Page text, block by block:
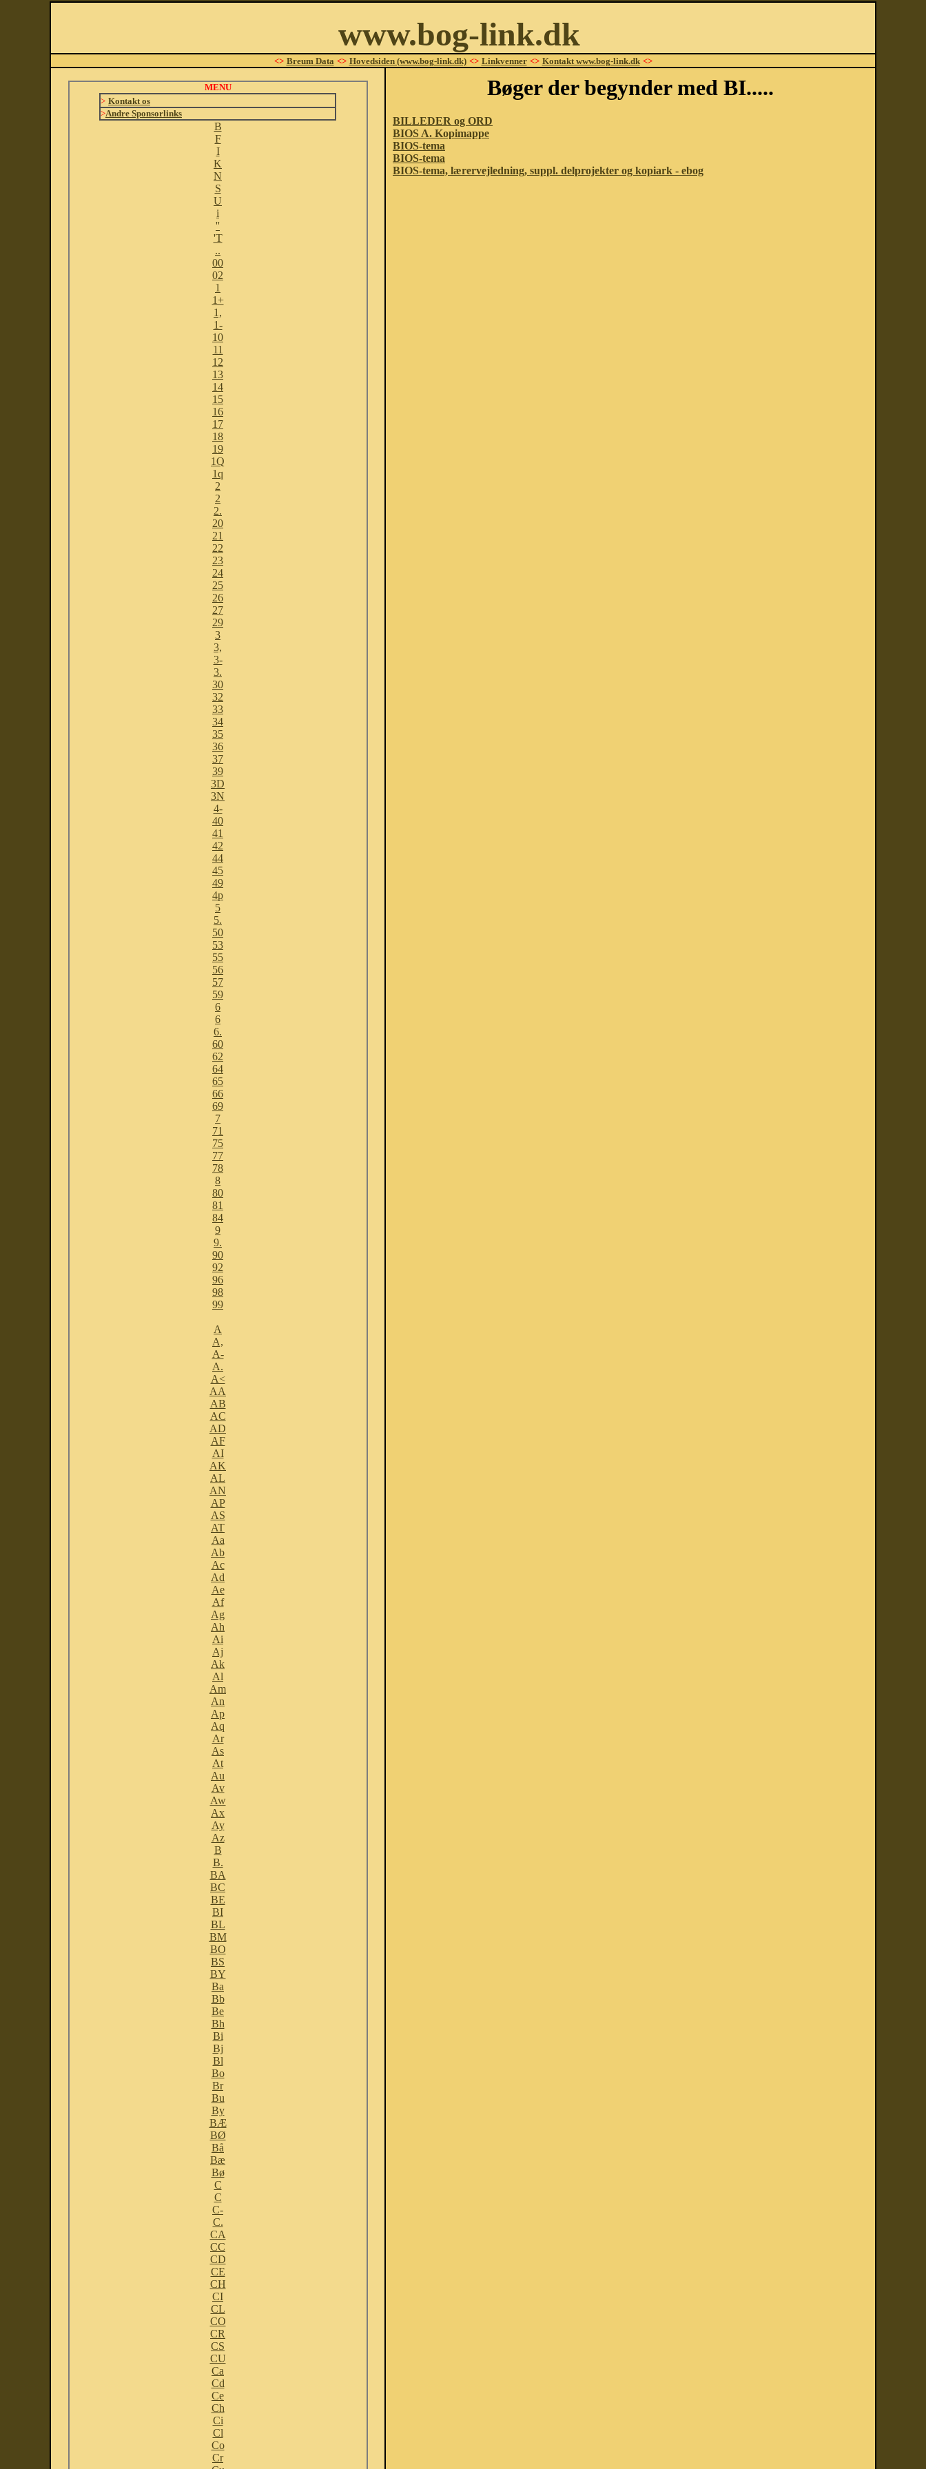
www.bog-link.dk
<> Breum Data <> Hovedsiden (www.bog-link.dk) <> Linkvenner <> Kontakt www.bog-link.dk <>
MENU
> Kontakt os
>Andre Sponsorlinks
B
F
I
K
N
S
U
i
''
'T
..
00
02
1
1+
1,
1-
10
11
12
13
14
15
16
17
18
19
1Q
1q
2
2
2.
20
21
22
23
24
25
26
27
29
3
3,
3-
3.
30
32
33
34
35
36
37
39
3D
3N
4-
40
41
42
44
45
49
4p
5
5.
50
53
55
56
57
59
6
6
6.
60
62
64
65
66
69
7
71
75
77
78
8
80
81
84
9
9.
90
92
96
98
99
A
A,
A-
A.
A<
AA
AB
AC
AD
AF
AI
AK
AL
AN
AP
AS
AT
Aa
Ab
Ac
Ad
Ae
Af
Ag
Ah
Ai
Aj
Ak
Al
Am
An
Ap
Aq
Ar
As
At
Au
Av
Aw
Ax
Ay
Az
B
B.
BA
BC
BE
BI
BL
BM
BO
BS
BY
Ba
Bb
Be
Bh
Bi
Bj
Bl
Bo
Br
Bu
By
BÆ
BØ
Bå
Bæ
Bø
C
C
C-
C.
CA
CC
CD
CE
CH
CI
CL
CO
CR
CS
CU
Ca
Cd
Ce
Ch
Ci
Cl
Co
Cr
Bøger der begynder med BI.....
BILLEDER og ORD
BIOS A. Kopimappe
BIOS-tema
BIOS-tema
BIOS-tema, lærervejledning, suppl. delprojekter og kopiark - ebog